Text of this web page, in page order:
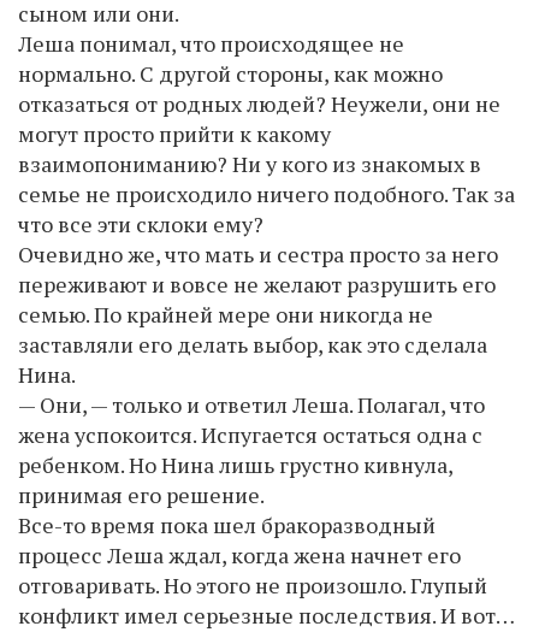
сыном или они.
Леша понимал, что происходящее не
нормально. С другой стороны, как можно
отказаться от родных людей? Неужели, они не
могут просто прийти к какому
взаимопониманию? Ни у кого из знакомых в
семье не происходило ничего подобного. Так за
что все эти склоки ему?
Очевидно же, что мать и сестра просто за него
переживают и вовсе не желают разрушить его
семью. По крайней мере они никогда не
заставляли его делать выбор, как это сделала
Нина.
— Они, — только и ответил Леша. Полагал, что
жена успокоится. Испугается остаться одна с
ребенком. Но Нина лишь грустно кивнула,
принимая его решение.
Все-то время пока шел бракоразводный
процесс Леша ждал, когда жена начнет его
отговаривать. Но этого не произошло. Глупый
конфликт имел серьезные последствия. И вот…